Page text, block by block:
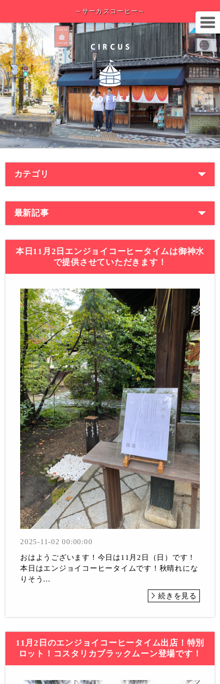
～サーカスコーヒー～
カテゴリ
最新記事
本日11月2日エンジョイコーヒータイムは御神水
で提供させていただきます！
2025-11-02 00:00:00
おはようございます！今日は11月2日（日）です！
本日はエンジョイコーヒータイムです！秋晴れにな
りそう...
続きを見る
11月2日のエンジョイコーヒータイム出店！特別
ロット！コスタリカブラックムーン登場です！